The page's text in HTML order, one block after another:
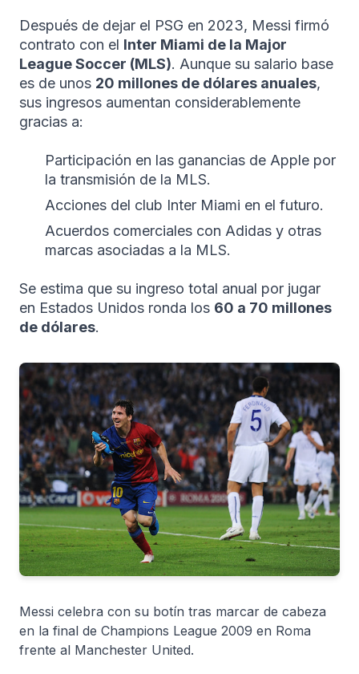
Después de dejar el PSG en 2023, Messi firmó
contrato con el Inter Miami de la Major
League Soccer (MLS). Aunque su salario base
es de unos 20 millones de dólares anuales,
sus ingresos aumentan considerablemente
gracias a:
Participación en las ganancias de Apple por
la transmisión de la MLS.
Acciones del club Inter Miami en el futuro.
Acuerdos comerciales con Adidas y otras
marcas asociadas a la MLS.
Se estima que su ingreso total anual por jugar
en Estados Unidos ronda los 60 a 70 millones
de dólares.
Messi celebra con su botín tras marcar de cabeza
en la final de Champions League 2009 en Roma
frente al Manchester United.